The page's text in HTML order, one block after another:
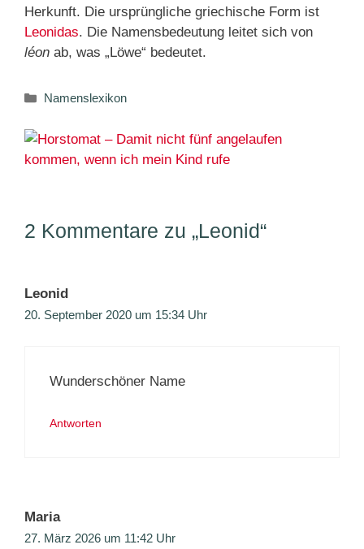
Herkunft. Die ursprüngliche griechische Form ist
Leonidas. Die Namensbedeutung leitet sich von
léon ab, was „Löwe“ bedeutet.
Kategorien
Namenslexikon
2 Kommentare zu „Leonid“
Leonid
20. September 2020 um 15:34 Uhr
Wunderschöner Name
Antworten
Maria
27. März 2026 um 11:42 Uhr